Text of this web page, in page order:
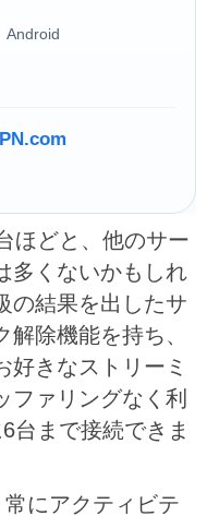
Android
ほどと、他のサー
多くないかもしれ
の結果を出したサ
除機能を持ち、
好きなストリーミ
ファリングなく利
台まで接続できま
にアクティビテ